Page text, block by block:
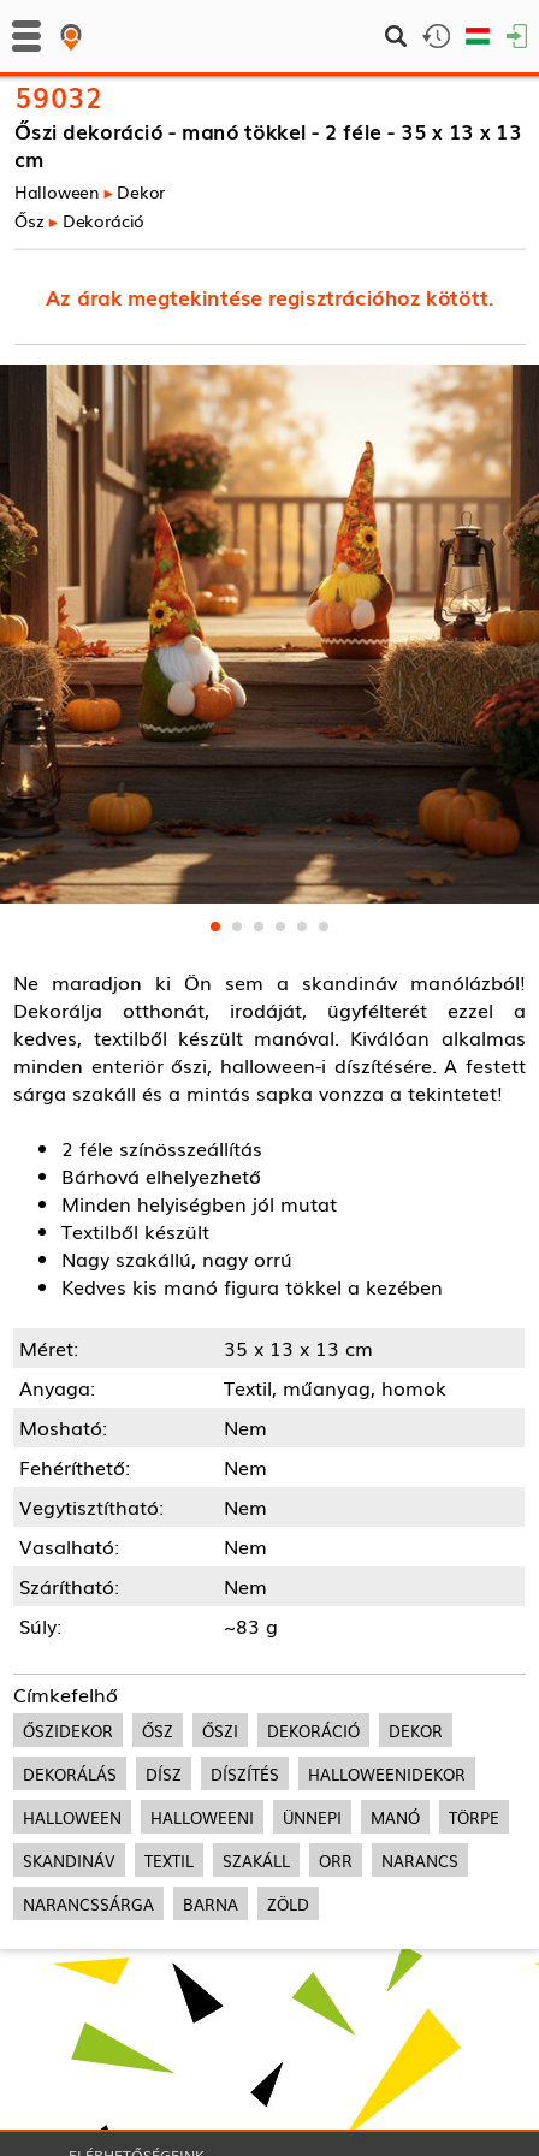
59032
Őszi dekoráció - manó tökkel - 2 féle - 35 x 13 x 13
cm
Halloween Dekor
Ősz Dekoráció
Az árak megtekintése regisztrációhoz kötött.
Ne maradjon ki Ön sem a skandináv manólázból!
Dekorálja otthonát, irodáját, ügyfélterét ezzel a
kedves, textilből készült manóval. Kiválóan alkalmas
minden enteriör őszi, halloween-i díszítésére. A festett
sárga szakáll és a mintás sapka vonzza a tekintetet!
2 féle színösszeállítás
Bárhová elhelyezhető
Minden helyiségben jól mutat
Textilből készült
Nagy szakállú, nagy orrú
Kedves kis manó figura tökkel a kezében
Méret:
35 x 13 x 13 cm
Anyaga:
Textil, műanyag, homok
Mosható:
Nem
Fehéríthető:
Nem
Vegytisztítható:
Nem
Vasalható:
Nem
Szárítható:
Nem
Súly:
~83 g
Címkefelhő
ŐSZIDEKOR ŐSZ ŐSZI DEKORÁCIÓ
DEKOR
DEKORÁLÁS
DÍSZ DÍSZÍTÉS
HALLOWEENIDEKOR
HALLOWEEN
HALLOWEENI ÜNNEPI MANÓ
TÖRPE
SKANDINÁV
TEXTIL SZAKÁLL ORR
NARANCS
NARANCSSÁRGA
BARNA ZÖLD